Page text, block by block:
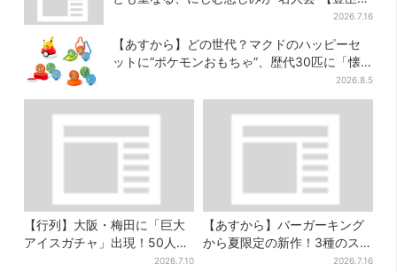
2026.7.16
【あすから】どの世代？マクドのハッピーセ
ットに“ポケモンおもちゃ”、歴代30匹に「懐
2026.8.5
【行列】大阪・梅田に「巨大
アイスガチャ」出現！50人以
上が列…初日は即終了、残る
2026.7.10
【あすから】バーガーキング
から夏限定の新作！3種のステ
ーキワッパー「暑さ乗り切れ
2026.7.16